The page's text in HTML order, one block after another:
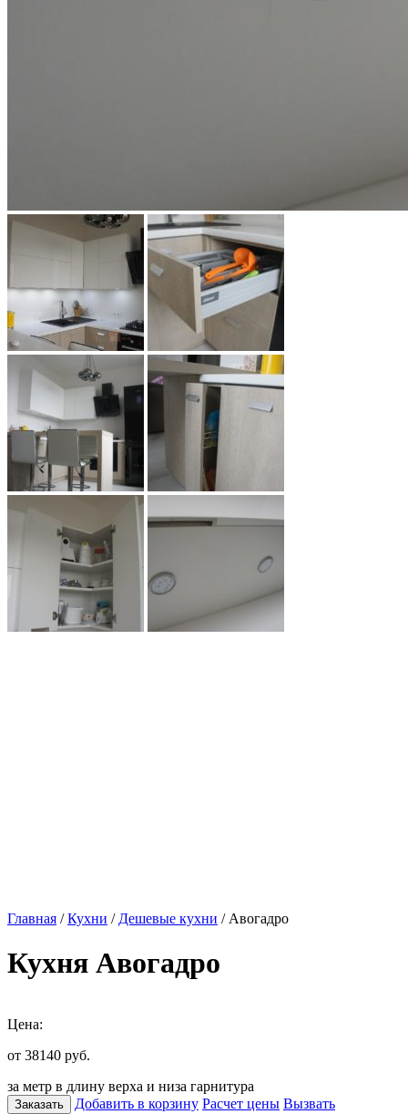
Главная /Кухни / Дешевые кухни / Авогадро
Кухня Авогадро
Цена:
от 38140 руб.
за метр в длину верха и низа гарнитура
Заказать Добавить в корзину Расчет цены Вызвать